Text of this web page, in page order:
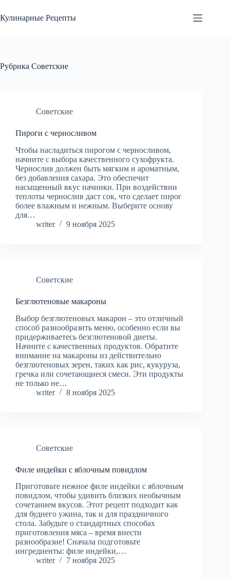
к
сути
Кулинарные Рецепты
Рубрика Советские
Советские
Пироги с черносливом
Чтобы насладиться пирогом с черносливом,
начните с выбора качественного сухофрукта.
Чернослив должен быть мягким и ароматным,
без добавления сахара. Это обеспечит
насыщенный вкус начинки. При воздействии
теплоты чернослив даст сок, что сделает пирог
более влажным и нежным. Выберите основу
для…
writer
9 ноября 2025
Советские
Безглютеновые макароны
Выбор безглютеновых макарон – это отличный
способ разнообразить меню, особенно если вы
придерживаетесь безглютеновой диеты.
Начните с качественных продуктов. Обратите
внимание на макароны из действительно
безглютеновых зерен, таких как рис, кукуруза,
гречка или сочетающиеся смеси. Эти продукты
не только не…
writer
8 ноября 2025
Советские
Филе индейки с яблочным повидлом
Приготовьте нежное филе индейки с яблочным
повидлом, чтобы удивить близких необычным
сочетанием вкусов. Этот рецепт подходит как
для буднего ужина, так и для праздничного
стола. Забудьте о стандартных способах
приготовления мяса – время внести
разнообразие! Сначала подготовьте
ингредиенты: филе индейки,…
writer
7 ноября 2025